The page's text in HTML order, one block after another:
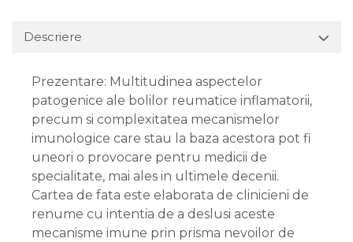
Descriere
Prezentare: Multitudinea aspectelor
patogenice ale bolilor reumatice inflamatorii,
precum si complexitatea mecanismelor
imunologice care stau la baza acestora pot fi
uneori o provocare pentru medicii de
specialitate, mai ales in ultimele decenii.
Cartea de fata este elaborata de clinicieni de
renume cu intentia de a deslusi aceste
mecanisme imune prin prisma nevoilor de